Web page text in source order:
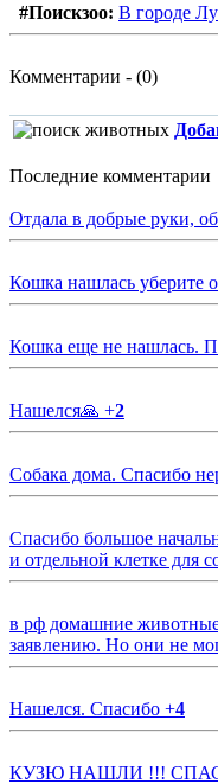
#Поискзоо: В городе
Комментарии - (0)
Последние комментарии
Отдала в добрые руки,
Кошка нашлась уберите
Кошка еще не нашлась.
Нашелся🙏 +2
Собака дома. Спасибо
Спасибо большое
и отдельной клетке для
в рф домашние животные
заявлению. Но они не
Нашелся. Спасибо +4
КУЗЮ НАШЛИ !!!